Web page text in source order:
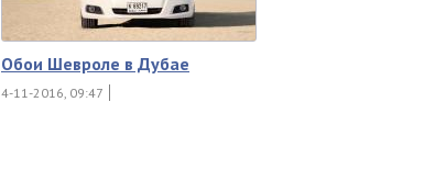
Обои Шевроле в Дубае
4-11-2016, 09:47